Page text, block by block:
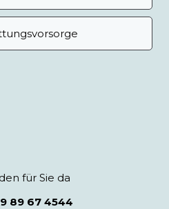
für Sie da
89 67 4544